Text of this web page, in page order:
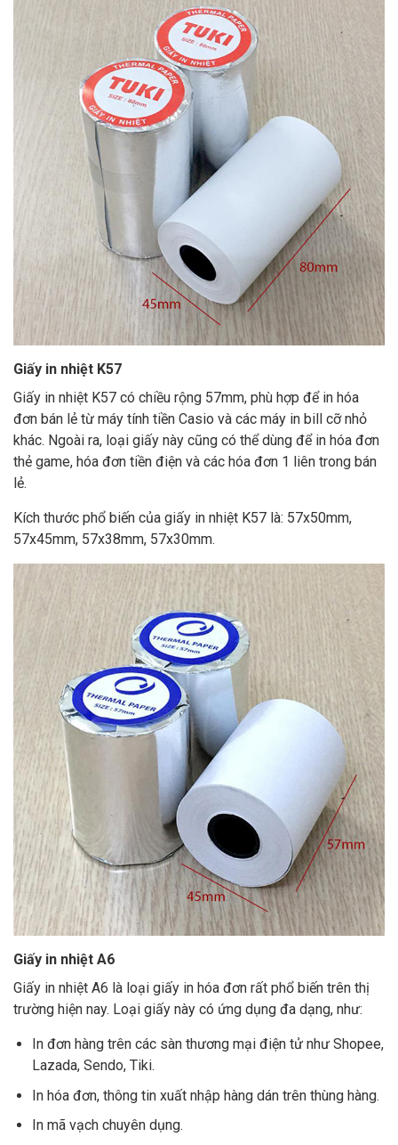
Giấy in nhiệt K57
Giấy in nhiệt K57 có chiều rộng 57mm, phù hợp để in hóa
đơn bán lẻ từ máy tính tiền Casio và các máy in bill cỡ nhỏ
khác. Ngoài ra, loại giấy này cũng có thể dùng để in hóa đơn
thẻ game, hóa đơn tiền điện và các hóa đơn 1 liên trong bán
lẻ.
Kích thước phổ biến của giấy in nhiệt K57 là: 57x50mm,
57x45mm, 57x38mm, 57x30mm.
Giấy in nhiệt A6
Giấy in nhiệt A6 là loại giấy in hóa đơn rất phổ biến trên thị
trường hiện nay. Loại giấy này có ứng dụng đa dạng, như:
In đơn hàng trên các sàn thương mại điện tử như Shopee,
Lazada, Sendo, Tiki.
In hóa đơn, thông tin xuất nhập hàng dán trên thùng hàng.
In mã vạch chuyên dụng.